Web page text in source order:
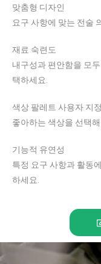
맞춤형 디자인
요구 사항에 맞는 전술
재료 숙련도
내구성과 편안함을 모
택하세요.
색상 팔레트 사용자 지정
좋아하는 색상을 선택
기능적 유연성
특정 요구 사항과 활동
하세요.